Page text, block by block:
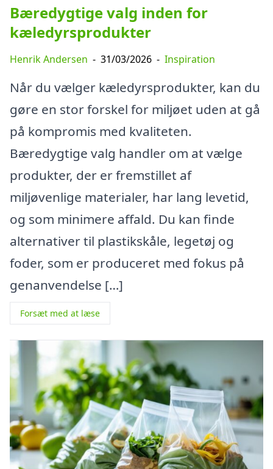
Bæredygtige valg inden for
kæledyrsprodukter
Henrik Andersen - 31/03/2026 - Inspiration
Når du vælger kæledyrsprodukter, kan du
gøre en stor forskel for miljøet uden at gå
på kompromis med kvaliteten.
Bæredygtige valg handler om at vælge
produkter, der er fremstillet af
miljøvenlige materialer, har lang levetid,
og som minimere affald. Du kan finde
alternativer til plastikskåle, legetøj og
foder, som er produceret med fokus på
genanvendelse […]
Forsæt med at læse